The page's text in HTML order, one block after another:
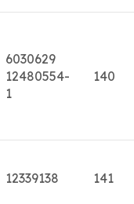
6030629
12480554-
1
140
12339138 141